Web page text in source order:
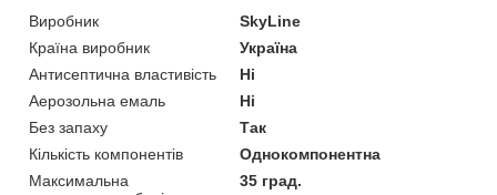
Виробник
SkyLine
Країна виробник
Україна
Антисептична властивість
Ні
Аерозольна емаль
Ні
Без запаху
Так
Кількість компонентів
Однокомпонентна
Максимальна
35 град.